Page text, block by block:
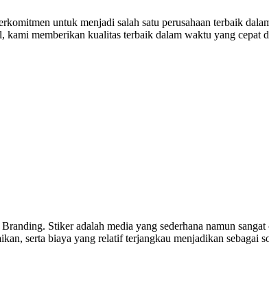
untuk menjadi salah satu perusahaan terbaik
kami memberikan kualitas terbaik dalam waktu yang
Stiker adalah media yang sederhana namun
serta biaya yang relatif terjangkau menjadikan